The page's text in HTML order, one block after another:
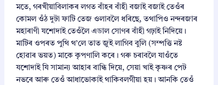
মতে, গৰখীয়াবিলাকৰ লগত বাঁহৰ বাঁহী বজাই বজাই তেওঁৰ
কোমল ওঁঠ দুটা ফাটি তেজ ওলাবলৈ ধৰিছে, তথাপিও নন্দৰজাৰ
মহাৰাণী যশোদাই তেওঁলৈ এডাল সোণৰ বাঁহী গঢ়াই নিদিয়ে।
মাটিৰ ওপৰত পুথি থ’লে তাত জুই লাগিব বুলি (সম্পত্তি নষ্ট
হোৱাৰ ভয়ত) মাকে কৃপণালি কৰে। গৰু চৰাবলৈ যাওঁতে
যশোদাই যি সামান্য আহাৰ বান্ধি দিয়ে, সেয়া খাই কৃষ্ণৰ পেট
নভৰে আৰু তেওঁ আধাভোকাই থাকিবলগীয়া হয়। আনকি তেওঁ